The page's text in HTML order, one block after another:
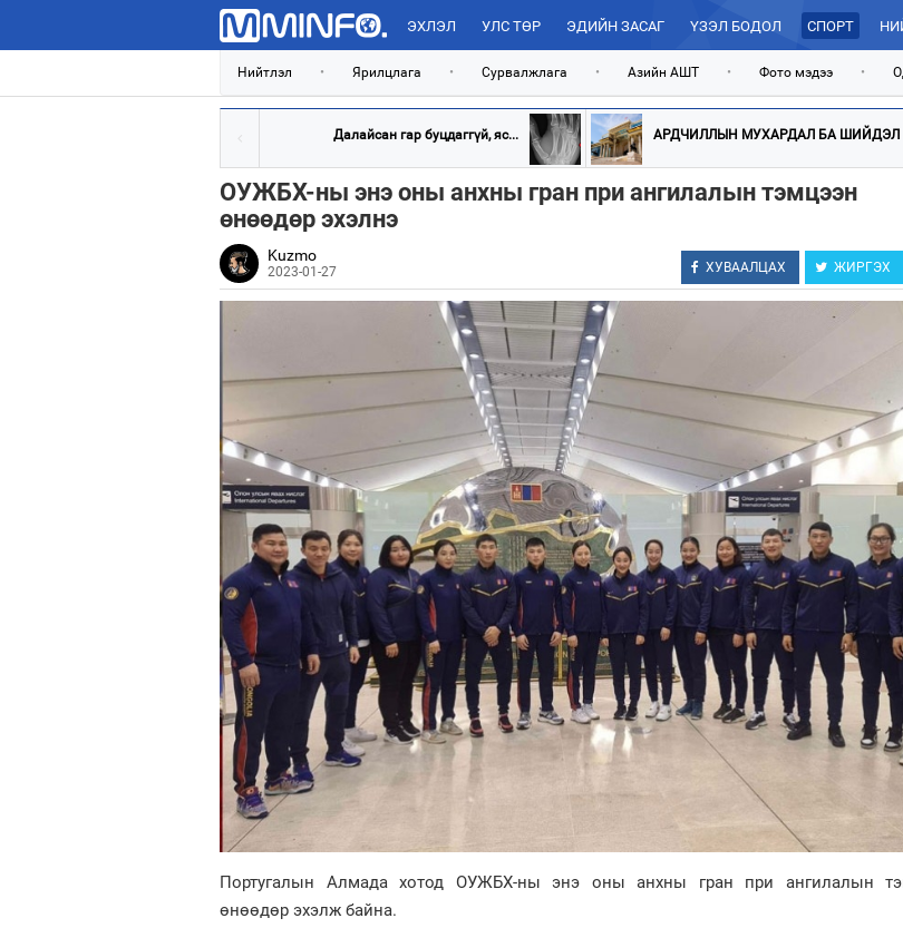
ЭХЛЭЛ УЛС ТӨР ЭДИЙН ЗАСАГ ҮЗЭЛ БОДОЛ СПОРТ
Нийтлэл • Ярилцлага • Сурвалжлага • Азийн АШТ • Фото мэдээ •
Далайсан гар буцдаггүй, яс... АРДЧИЛЛЫН МУХАРДАЛ БА ШИЙДЭЛ
ОУЖБХ-ны энэ оны анхны гран при ангилалын тэмцээн
өнөөдөр эхэлнэ
Kuzmo
2023-01-27 ХУВААЛЦАХ ЖИРГЭХ
Португалын Алмада хотод ОУЖБХ-ны энэ оны анхны гран при ангилалын
өнөөдөр эхэлж байна.